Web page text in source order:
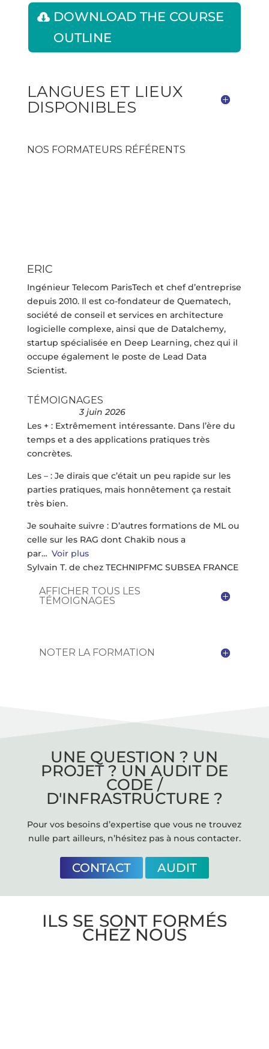
DOWNLOAD THE COURSE
OUTLINE
LANGUES ET LIEUX
DISPONIBLES
NOS FORMATEURS RÉFÉRENTS
ERIC
Ingénieur Telecom ParisTech et chef d’entreprise
depuis 2010. Il est co-fondateur de Quematech,
société de conseil et services en architecture
logicielle complexe, ainsi que de Datalchemy,
startup spécialisée en Deep Learning, chez qui il
occupe également le poste de Lead Data
Scientist.
TÉMOIGNAGES
3 juin 2026
Les + : Extrêmement intéressante. Dans l’ère du
temps et a des applications pratiques très
concrètes.
Les – : Je dirais que c’était un peu rapide sur les
parties pratiques, mais honnêtement ça restait
très bien.
Je souhaite suivre : D’autres formations de ML ou
celle sur les RAG dont Chakib nous a
par
Voir plus
Sylvain T. de chez TECHNIPFMC SUBSEA FRANCE
AFFICHER TOUS LES
TÉMOIGNAGES
NOTER LA FORMATION
UNE QUESTION ? UN
PROJET ? UN AUDIT DE
CODE /
D'INFRASTRUCTURE ?
Pour vos besoins d’expertise que vous ne trouvez
nulle part ailleurs, n’hésitez pas à nous contacter.
CONTACT AUDIT
ILS SE SONT FORMÉS
CHEZ NOUS